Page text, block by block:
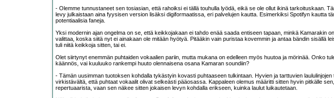
- Olemme tunnustaneet sen tosiasian, että rahoiksi ei tällä touhulla lyödä, eikä se ole ollut ikinä tarkoituskaan.
levy julkaistaan aina fyysisen version lisäksi digiformaatissa, eri palvelujen kautta. Esimerkiksi Spotifyn kautta
potentiaalisia faneja.
Yksi modernin ajan ongelma on se, että keikkojakaan ei tahdo enää saada entiseen tapaan, minkä Kamarakin
valittaa, koska siitä nyt ei ainakaan ole mitään hyötyä. Pitääkin vain puristaa kovemmin ja antaa bändin sisällä
tuli niitä keikkoja sitten, tai ei.
Olet siirtynyt enemmän puhtaiden vokaalien pariin, mutta mukana on edelleen myös huutoa ja mörinää. Onko
käännös, vai kuuluuko rankempi huuto olennaisena osana Kamaran soundiin?
- Tämän uusimman tuotoksen kohdalla tykästyin kovasti puhtaaseen tulkintaan. Hyvien ja tarttuvien
virkistävältä, että puhtaat vokaalit olivat selkeästi pääosassa. Kappaleen olemus määritti sitten hyvin pitkälle
repertuaarista, vaan sen näkee sitten jokaisen levyn kohdalla erikseen, kuinka laulut luikautetaan.